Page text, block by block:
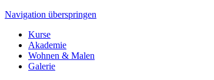
Navigation überspringen
Kurse
Akademie
Wohnen & Malen
Galerie